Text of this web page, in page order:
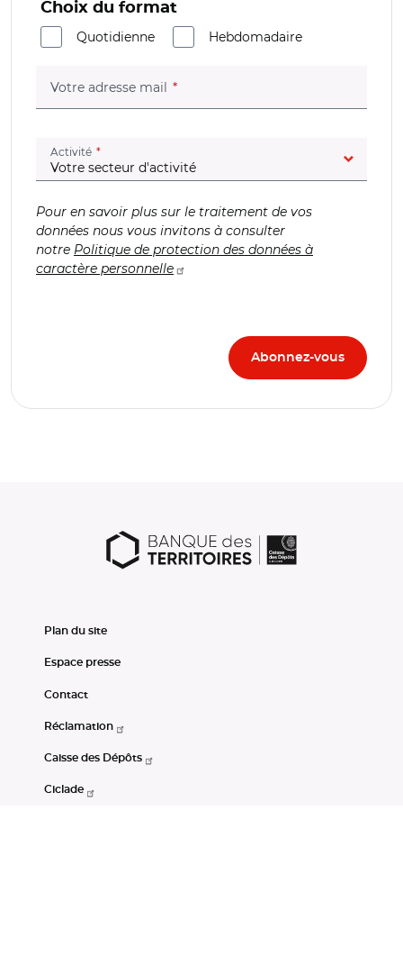
Choix du format
Quotidienne
Hebdomadaire
Votre adresse mail (champ obligatoire)
Activité (champ obligatoire)
Pour en savoir plus sur le traitement de vos
données nous vous invitons à consulter
notre Politique de protection des données à
caractère personnelle
Plan du site
Espace presse
Contact
Réclamation
Caisse des Dépôts
Ciclade